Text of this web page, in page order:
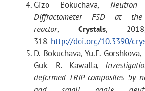
внешний диаметр
ширина щели
Gizo Bokuchava,
Diffractometer FSD at
reactor, Crystals,
318. http://doi.org/10.3390/
D. Bokuchava, Yu.E.
Guk, R. Kawalla,
deformed TRIP composites by